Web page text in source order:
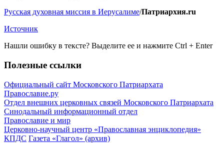
Русская духовная миссия в Иерусалиме/Патриархия.ru
Источник
Нашли ошибку в тексте? Выделите ее и нажмите Ctrl + Enter
Полезные ссылки
Официальный сайт Московского Патриархата
Православие.ру
Отдел внешних церковных связей Московского Патриархата
Синодальный информационный отдел
Православие и мир
Церковно-научный центр «Православная энциклопедия»
КПДС Газета «Глагол» (архив)